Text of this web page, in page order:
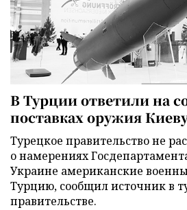
В Турции ответили на
поставках оружия
Турецкое правительство не
о намерениях
Украине американские
Турцию, сообщил источник в
правительстве.